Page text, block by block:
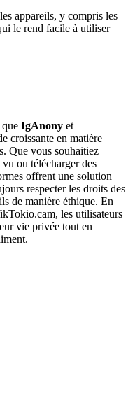
appareils, y compris les
le rend facile à utiliser
IgAnony et
croissante en matière
Que vous souhaitiez
ou télécharger des
offrent une solution
respecter les droits des
de manière éthique. En
les utilisateurs
vie privée tout en